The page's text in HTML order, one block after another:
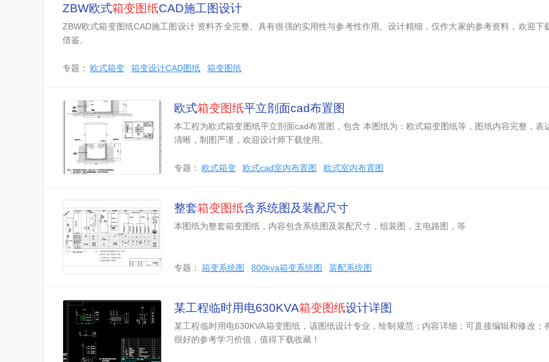
ZBW欧式箱变图纸CAD施工图设计
ZBW欧式箱变图纸CAD施工图设计 资料齐全完整。具有很强的实用性与参考性作用。设计精细，仅作大家的参考资料，欢迎下
借鉴。
专题： 欧式箱变 箱变设计CAD图纸 箱变图纸
欧式箱变图纸平立剖面cad布置图
本工程为欧式箱变图纸平立剖面cad布置图，包含 本图纸为：欧式箱变图纸等，图纸内容完整，表
清晰，制图严谨，欢迎设计师下载使用。
专题： 欧式箱变 欧式cad室内布置图 欧式室内布置图
整套箱变图纸含系统图及装配尺寸
本图纸为整套箱变图纸，内容包含系统图及装配尺寸，组装图，主电路图，等
专题： 箱变系统图 800kva箱变系统图 装配系统图
某工程临时用电630KVA箱变图纸设计详图
某工程临时用电630KVA箱变图纸，该图纸设计专业，绘制规范；内容详细；可直接编辑和修改；
很好的参考学习价值，值得下载收藏！